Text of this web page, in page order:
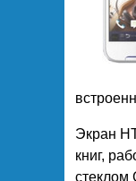
Экран
книг,
стеклом